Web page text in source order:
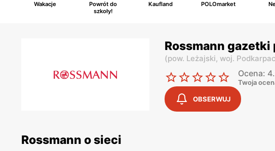
Wakacje
Powrót do
szkoły!
Kaufland POLOmarket
Rossmann
(pow. Leżajski, woj.
Ocena:
Twoja
OBSERWUJ
Rossmann o sieci